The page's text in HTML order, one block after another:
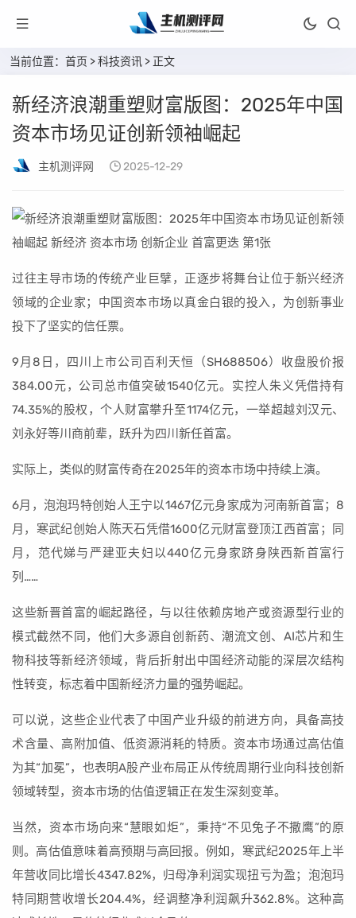
当前位置： 首页 >科技资讯 > 正文
新经济浪潮重塑财富版图：2025年中国
资本市场见证创新领袖崛起
主机测评网 2025-12-29
过往主导市场的传统产业巨擘，正逐步将舞台让位于新兴经济
领域的企业家；中国资本市场以真金白银的投入，为创新事业
投下了坚实的信任票。
9月8日，四川上市公司百利天恒（SH688506）收盘股价报
384.00元，公司总市值突破1540亿元。实控人朱义凭借持有
74.35%的股权，个人财富攀升至1174亿元，一举超越刘汉元、
刘永好等川商前辈，跃升为四川新任首富。
实际上，类似的财富传奇在2025年的资本市场中持续上演。
6月，泡泡玛特创始人王宁以1467亿元身家成为河南新首富；8
月，寒武纪创始人陈天石凭借1600亿元财富登顶江西首富；同
月，范代娣与严建亚夫妇以440亿元身家跻身陕西新首富行
列……
这些新晋首富的崛起路径，与以往依赖房地产或资源型行业的
模式截然不同，他们大多源自创新药、潮流文创、AI芯片和生
物科技等新经济领域，背后折射出中国经济动能的深层次结构
性转变，标志着中国新经济力量的强势崛起。
可以说，这些企业代表了中国产业升级的前进方向，具备高技
术含量、高附加值、低资源消耗的特质。资本市场通过高估值
为其“加冕”，也表明A股产业布局正从传统周期行业向科技创新
领域转型，资本市场的估值逻辑正在发生深刻变革。
当然，资本市场向来“慧眼如炬”，秉持“不见兔子不撒鹰”的原
则。高估值意味着高预期与高回报。例如，寒武纪2025年上半
年营收同比增长4347.82%，归母净利润实现扭亏为盈；泡泡玛
特同期营收增长204.4%，经调整净利润飙升362.8%。这种高